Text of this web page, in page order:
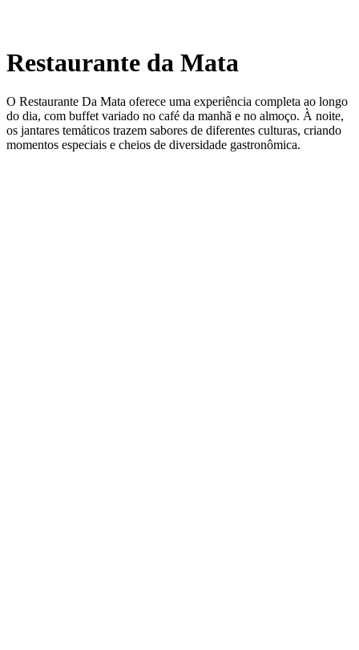
Restaurante da Mata
O Restaurante Da Mata oferece uma experiência completa ao longo
do dia, com buffet variado no café da manhã e no almoço. À noite,
os jantares temáticos trazem sabores de diferentes culturas, criando
momentos especiais e cheios de diversidade gastronômica.